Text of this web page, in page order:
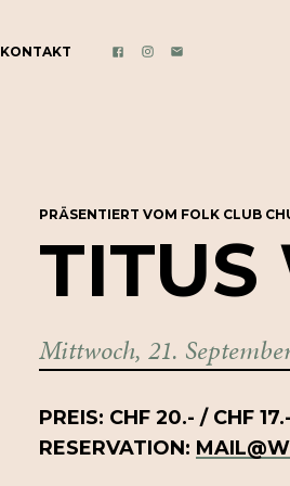
KONTAKT FACEBOOK
INSTAGRAM
E-
PRÄSENTIERT VOM FOLK CLUB
TITUS
Mittwoch, 21.
PREIS: CHF 20.- / CHF 17.-
RESERVATION: